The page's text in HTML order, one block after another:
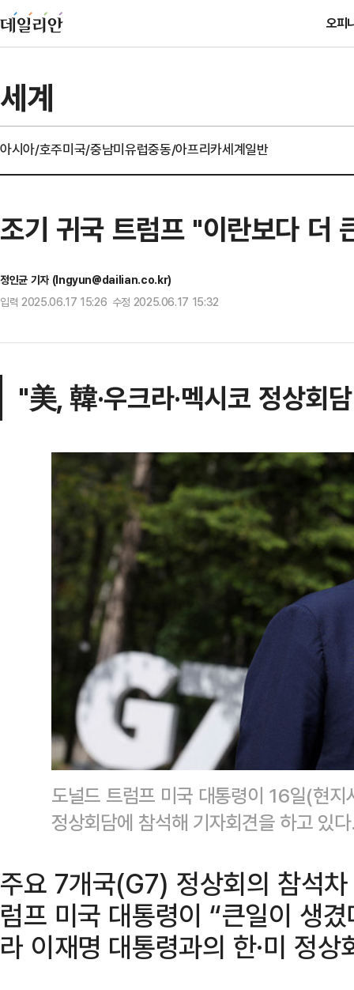
오피
세계
아시아/호주미국/중남미유럽중동/아프리카세계일반
조기 귀국 트럼프 "이란보다 더
정인균 기자 (Ingyun@dailian.co.kr)
입력 2025.06.17 15:26 수정 2025.06.17 15:32
"美, 韓·우크라·멕시코 정상회
도널드 트럼프 미국 대통령이 16일(현
정상회담에 참석해 기자회견을 하고 있
주요 7개국(G7) 정상회의 참석
럼프 미국 대통령이 “큰일이 생
라 이재명 대통령과의 한·미 정상